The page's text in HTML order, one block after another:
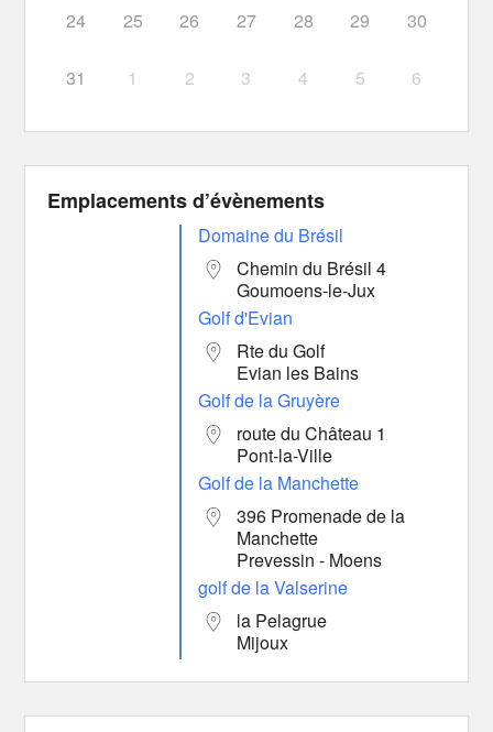
24 25 26 27 28 29 30
31 1 2 3 4 5 6
Emplacements d’évènements
Domaine du Brésil
Chemin du Brésil 4
Goumoens-le-Jux
Golf d'Evian
Rte du Golf
Evian les Bains
Golf de la Gruyère
route du Château 1
Pont-la-Ville
Golf de la Manchette
396 Promenade de la
Manchette
Prevessin - Moens
golf de la Valserine
la Pelagrue
Mijoux